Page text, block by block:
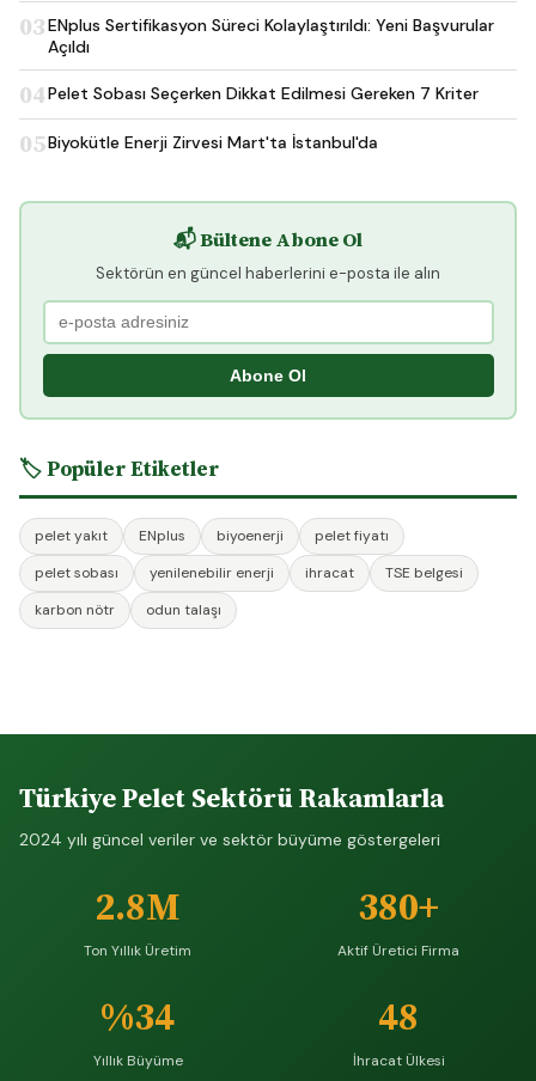
03ENplus Sertifikasyon Süreci Kolaylaştırıldı: Yeni Başvurular
Açıldı
04Pelet Sobası Seçerken Dikkat Edilmesi Gereken 7 Kriter
05Biyokütle Enerji Zirvesi Mart'ta İstanbul'da
📬 Bültene Abone Ol
Sektörün en güncel haberlerini e-posta ile alın
Abone Ol
🏷️ Popüler Etiketler
pelet yakıt ENplus biyoenerji
pelet fiyatı
pelet sobası
yenilenebilir enerji ihracat
TSE belgesi
karbon nötr
odun talaşı
Türkiye Pelet Sektörü Rakamlarla
2024 yılı güncel veriler ve sektör büyüme göstergeleri
2.8M
Ton Yıllık Üretim
380+
Aktif Üretici Firma
%34
Yıllık Büyüme
48
İhracat Ülkesi